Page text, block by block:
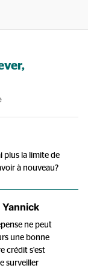
plus la limite de
à nouveau?
Yannick
ne peut
une bonne
crédit s'est
surveiller